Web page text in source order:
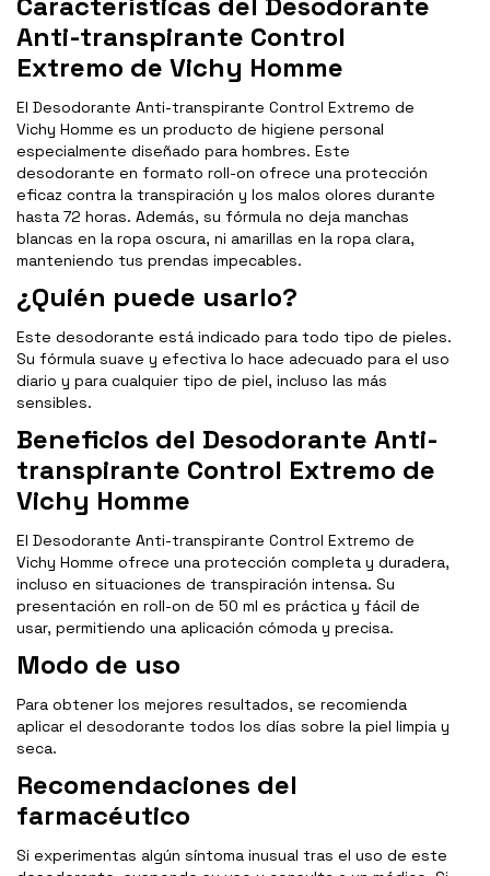
Anti-transpirante Control
Extremo de Vichy Homme
El Desodorante Anti-transpirante Control Extremo de
Vichy Homme es un producto de higiene personal
especialmente diseñado para hombres. Este
desodorante en formato roll-on ofrece una protección
eficaz contra la transpiración y los malos olores durante
hasta 72 horas. Además, su fórmula no deja manchas
blancas en la ropa oscura, ni amarillas en la ropa clara,
manteniendo tus prendas impecables.
¿Quién puede usarlo?
Este desodorante está indicado para todo tipo de pieles.
Su fórmula suave y efectiva lo hace adecuado para el uso
diario y para cualquier tipo de piel, incluso las más
sensibles.
Beneficios del Desodorante Anti-
transpirante Control Extremo de
Vichy Homme
El Desodorante Anti-transpirante Control Extremo de
Vichy Homme ofrece una protección completa y duradera,
incluso en situaciones de transpiración intensa. Su
presentación en roll-on de 50 ml es práctica y fácil de
usar, permitiendo una aplicación cómoda y precisa.
Modo de uso
Para obtener los mejores resultados, se recomienda
aplicar el desodorante todos los días sobre la piel limpia y
seca.
Recomendaciones del
farmacéutico
Si experimentas algún síntoma inusual tras el uso de este